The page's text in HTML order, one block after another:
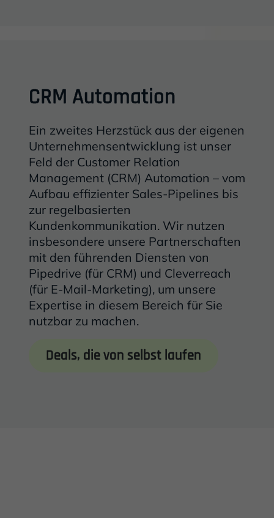
CRM Automation
Intro:
Ein zweites Herzstück aus der eigenen
Unternehmensentwicklung ist unser
Feld der Customer Relation
Management (CRM) Automation – vom
Aufbau effizienter Sales-Pipelines bis
zur regelbasierten
Kundenkommunikation. Wir nutzen
insbesondere unsere Partnerschaften
mit den führenden Diensten von
Pipedrive (für CRM) und Cleverreach
(für E-Mail-Marketing), um unsere
Expertise in diesem Bereich für Sie
nutzbar zu machen.
Deals, die von selbst laufen